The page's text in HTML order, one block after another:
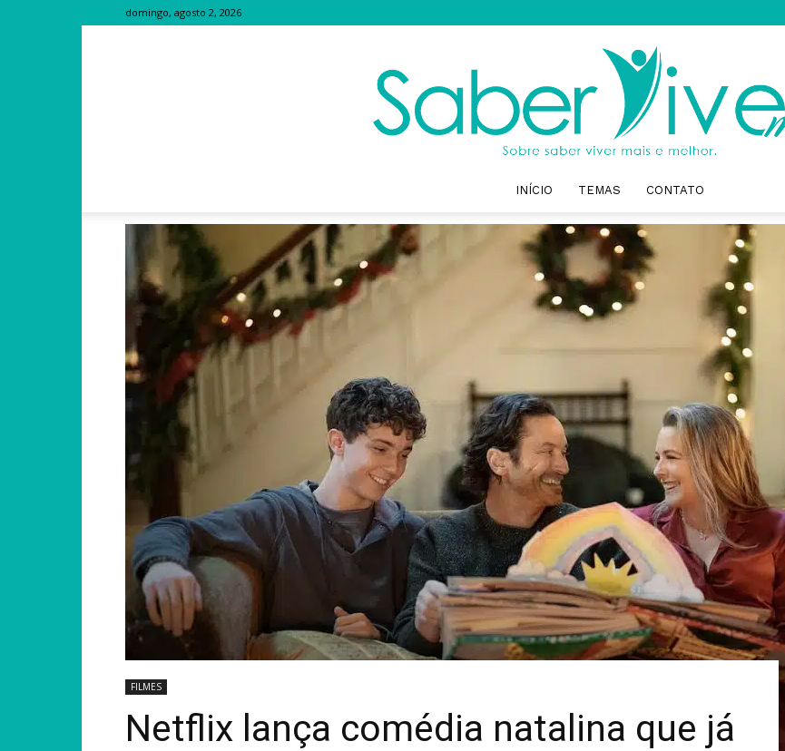
domingo, agosto 2, 2026
Saber
Mais
INÍCIO TEMAS CONTATO
FILMES
Netflix lança comédia natalina que já